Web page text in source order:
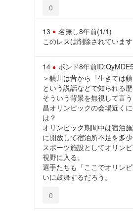
0
13 名無し8年前(1/1)
このレスは削除されています
14 ボンド8年前
＞鎮川は昔から「生きては
という説話などで知られる歴
そういう背景を無視して言
昌オリンピックの会場近く
は？
オリンピック期間中は宿泊
に開放して宿泊所不足を多少
スポーツ施設としてオリン
視野に入る。
選手たちも「ここでオリン
いに鼓舞するだろう。
0